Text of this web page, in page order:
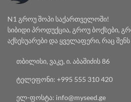
N1 გროუ შოპი საქართველოში!
სიბიდი პროდუქცია, გროუ ბოქსები,
აქსესუარები და ყველაფერი, რაც
თბილისი, ვაკე, ი. აბაშიძის 86
ტელეფონი: +995 555 310 420
ელ-ფოსტა: info@myseed.ge